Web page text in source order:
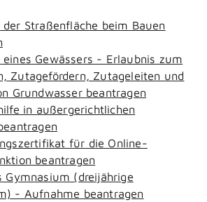
der Straßenfläche beim Bauen
eines Gewässers - Erlaubnis zum
Zutagefördern, Zutageleiten und
Grundwasser beantragen
in außergerichtlichen
für die Online-
beantragen
Gymnasium (dreijährige
- Aufnahme beantragen